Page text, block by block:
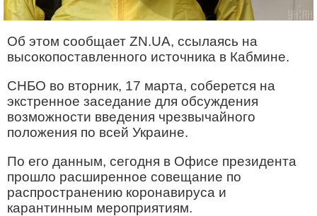
Об этом сообщает ZN.UA, ссылаясь на
высокопоставленного источника в Кабмине.
СНБО во вторник, 17 марта, соберется на
экстренное заседание для обсуждения
возможности введения чрезвычайного
положения по всей Украине.
По его данным, сегодня в Офисе президента
прошло расширенное совещание по
распространению коронавируса и
карантинным мероприятиям.